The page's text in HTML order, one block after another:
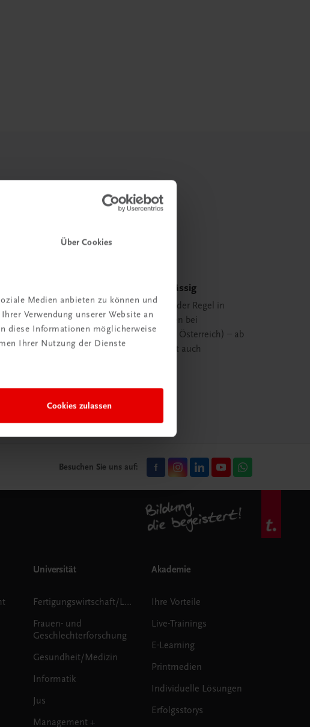
Über Cookies
Medien anbieten zu können und
Verwendung unserer Website an
diese Informationen möglicherweise
Ihrer Nutzung der Dienste
Cookies zulassen
Schnell und zuverlässig
Ihre Bestellung ist in der Regel in
spätestens 48 Stunden bei
Ihnen (innerhalb von Österreich) – ab
29,00 EUR Bestellwert auch
mehr erfahren
Besuchen Sie uns auf:
Universität
Fertigungswirtschaft/Logistik
Frauen- und
Geschlechterforschung
Gesundheit/Medizin
Informatik
Jus
Management +
Akademie
Ihre Vorteile
Live-Trainings
E-Learning
Printmedien
Individuelle Lösungen
Erfolgsstorys